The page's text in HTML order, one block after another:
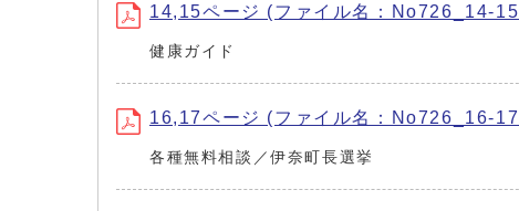
14,15ページ (ファイル名：No726_14-
健康ガイド
16,17ページ (ファイル名：No726_16-
各種無料相談／伊奈町長選挙